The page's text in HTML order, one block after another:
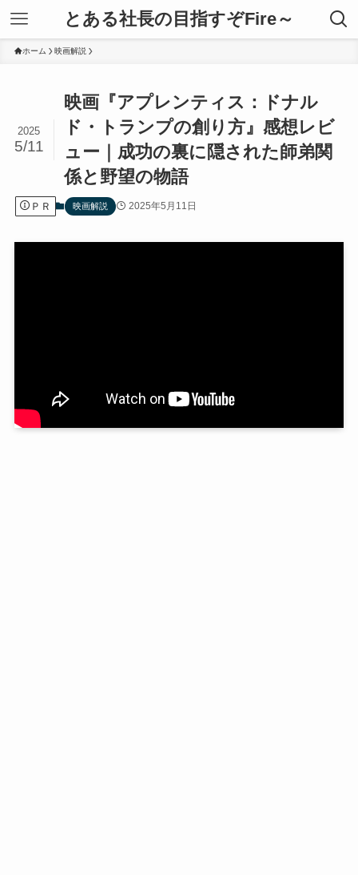
とある社長の目指すぞFire～
ホーム 映画解説
映画『アプレンティス：ドナル
ド・トランプの創り方』感想レビ
ュー｜成功の裏に隠された師弟関
係と野望の物語
2025
5/11
ＰＲ 映画解説 2025年5月11日